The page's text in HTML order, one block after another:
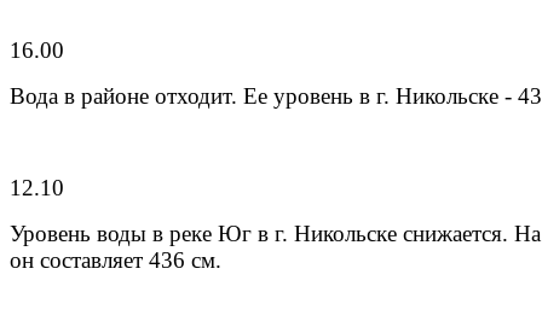
16.00
Вода в районе отходит. Ее уровень в г. Никольске -
12.10
Уровень воды в реке Юг в г. Никольске снижается.
он составляет 436 см.